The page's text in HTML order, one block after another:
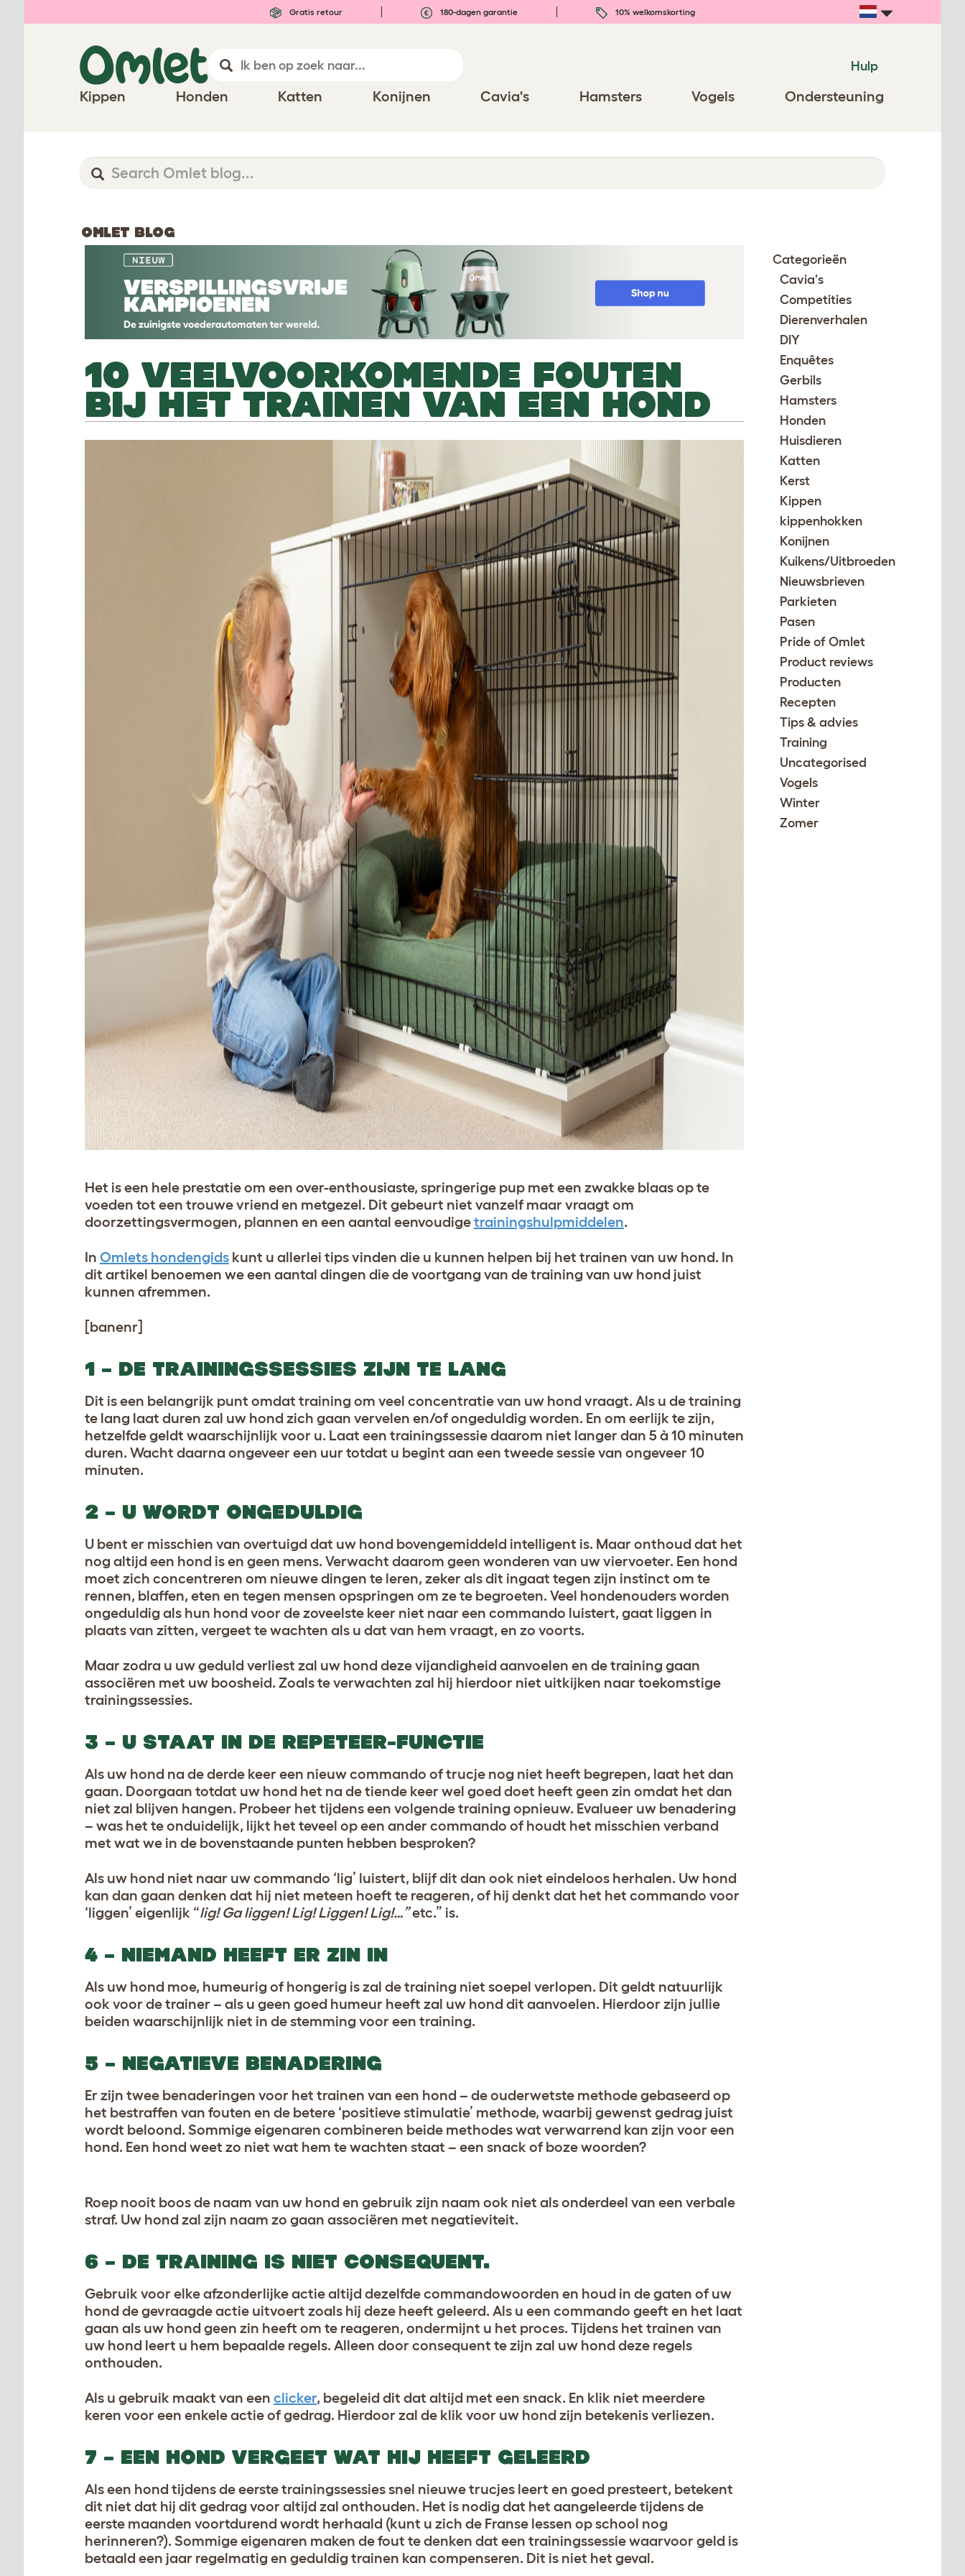
Gratis retour 180-dagen garantie 10% welkomskorting
Hulp
Kippen Honden Katten Konijnen Cavia's Hamsters Vogels Ondersteuning
OMLET BLOG
10 VEELVOORKOMENDE FOUTEN
BIJ HET TRAINEN VAN EEN HOND
Het is een hele prestatie om een over-enthousiaste, springerige pup met een zwakke blaas op te
voeden tot een trouwe vriend en metgezel. Dit gebeurt niet vanzelf maar vraagt om
doorzettingsvermogen, plannen en een aantal eenvoudigetrainingshulpmiddelen.
In Omlets hondengids kunt u allerlei tips vinden die u kunnen helpen bij het trainen van uw hond. In
dit artikel benoemen we een aantal dingen die de voortgang van de training van uw hond juist
kunnen afremmen.
[banenr]
1 – DE TRAININGSSESSIES ZIJN TE LANG
Dit is een belangrijk punt omdat training om veel concentratie van uw hond vraagt. Als u de training
te lang laat duren zal uw hond zich gaan vervelen en/of ongeduldig worden. En om eerlijk te zijn,
hetzelfde geldt waarschijnlijk voor u. Laat een trainingssessie daarom niet langer dan 5 à 10 minuten
duren. Wacht daarna ongeveer een uur totdat u begint aan een tweede sessie van ongeveer 10
minuten.
2 – U WORDT ONGEDULDIG
U bent er misschien van overtuigd dat uw hond bovengemiddeld intelligent is. Maar onthoud dat het
nog altijd een hond is en geen mens. Verwacht daarom geen wonderen van uw viervoeter. Een hond
moet zich concentreren om nieuwe dingen te leren, zeker als dit ingaat tegen zijn instinct om te
rennen, blaffen, eten en tegen mensen opspringen om ze te begroeten. Veel hondenouders worden
ongeduldig als hun hond voor de zoveelste keer niet naar een commando luistert, gaat liggen in
plaats van zitten, vergeet te wachten als u dat van hem vraagt, en zo voorts.
Maar zodra u uw geduld verliest zal uw hond deze vijandigheid aanvoelen en de training gaan
associëren met uw boosheid. Zoals te verwachten zal hij hierdoor niet uitkijken naar toekomstige
trainingssessies.
3 – U STAAT IN DE REPETEER-FUNCTIE
Als uw hond na de derde keer een nieuw commando of trucje nog niet heeft begrepen, laat het dan
gaan. Doorgaan totdat uw hond het na de tiende keer wel goed doet heeft geen zin omdat het dan
niet zal blijven hangen. Probeer het tijdens een volgende training opnieuw. Evalueer uw benadering
– was het te onduidelijk, lijkt het teveel op een ander commando of houdt het misschien verband
met wat we in de bovenstaande punten hebben besproken?
Als uw hond niet naar uw commando ‘lig’ luistert, blijf dit dan ook niet eindeloos herhalen. Uw hond
kan dan gaan denken dat hij niet meteen hoeft te reageren, of hij denkt dat het het commando voor
‘liggen’ eigenlijk “lig! Ga liggen! Lig! Liggen! Lig!…”etc.” is.
4 – NIEMAND HEEFT ER ZIN IN
Als uw hond moe, humeurig of hongerig is zal de training niet soepel verlopen. Dit geldt natuurlijk
ook voor de trainer – als u geen goed humeur heeft zal uw hond dit aanvoelen. Hierdoor zijn jullie
beiden waarschijnlijk niet in de stemming voor een training.
5 – NEGATIEVE BENADERING
Er zijn twee benaderingen voor het trainen van een hond – de ouderwetste methode gebaseerd op
het bestraffen van fouten en de betere ‘positieve stimulatie’ methode, waarbij gewenst gedrag juist
wordt beloond. Sommige eigenaren combineren beide methodes wat verwarrend kan zijn voor een
hond. Een hond weet zo niet wat hem te wachten staat – een snack of boze woorden?
Roep nooit boos de naam van uw hond en gebruik zijn naam ook niet als onderdeel van een verbale
straf. Uw hond zal zijn naam zo gaan associëren met negatieviteit.
6 – DE TRAINING IS NIET CONSEQUENT.
Gebruik voor elke afzonderlijke actie altijd dezelfde commandowoorden en houd in de gaten of uw
hond de gevraagde actie uitvoert zoals hij deze heeft geleerd. Als u een commando geeft en het laat
gaan als uw hond geen zin heeft om te reageren, ondermijnt u het proces. Tijdens het trainen van
uw hond leert u hem bepaalde regels. Alleen door consequent te zijn zal uw hond deze regels
onthouden.
Als u gebruik maakt van een clicker, begeleid dit dat altijd met een snack. En klik niet meerdere
keren voor een enkele actie of gedrag. Hierdoor zal de klik voor uw hond zijn betekenis verliezen.
7 – EEN HOND VERGEET WAT HIJ HEEFT GELEERD
Als een hond tijdens de eerste trainingssessies snel nieuwe trucjes leert en goed presteert, betekent
dit niet dat hij dit gedrag voor altijd zal onthouden. Het is nodig dat het aangeleerde tijdens de
eerste maanden voortdurend wordt herhaald (kunt u zich de Franse lessen op school nog
herinneren?). Sommige eigenaren maken de fout te denken dat een trainingssessie waarvoor geld is
betaald een jaar regelmatig en geduldig trainen kan compenseren. Dit is niet het geval.
Categorieën
Cavia's
Competities
Dierenverhalen
DIY
Enquêtes
Gerbils
Hamsters
Honden
Huisdieren
Katten
Kerst
Kippen
kippenhokken
Konijnen
Kuikens/Uitbroeden
Nieuwsbrieven
Parkieten
Pasen
Pride of Omlet
Product reviews
Producten
Recepten
Tips & advies
Training
Uncategorised
Vogels
Winter
Zomer